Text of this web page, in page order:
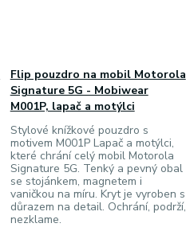
Flip pouzdro na mobil Motorola
Signature 5G - Mobiwear
M001P, lapač a motýlci
Stylové knížkové pouzdro s
motivem M001P Lapač a motýlci,
které chrání celý mobil Motorola
Signature 5G. Tenký a pevný obal
se stojánkem, magnetem i
vaničkou na míru. Kryt je vyroben s
důrazem na detail. Ochrání, podrží,
nezklame.